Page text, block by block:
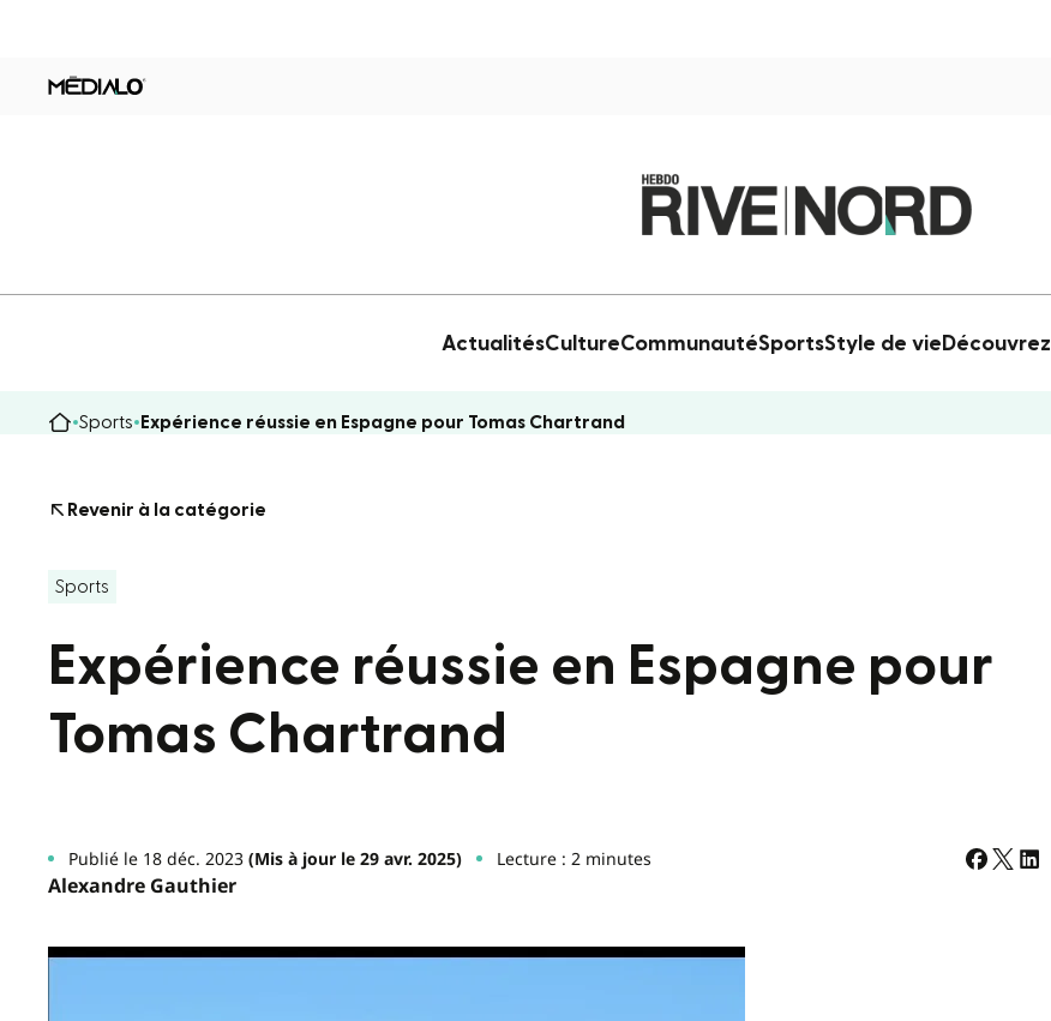
ActualitésCultureCommunautéSportsStyle de vie Découvrez
Sports Expérience réussie en Espagne pour Tomas Chartrand
Revenir à la catégorie
Sports
Expérience réussie en Espagne pour
Tomas Chartrand
Publié le 18 déc. 2023(Mis à jour le 29 avr. 2025) Lecture : 2 minutes
Alexandre Gauthier